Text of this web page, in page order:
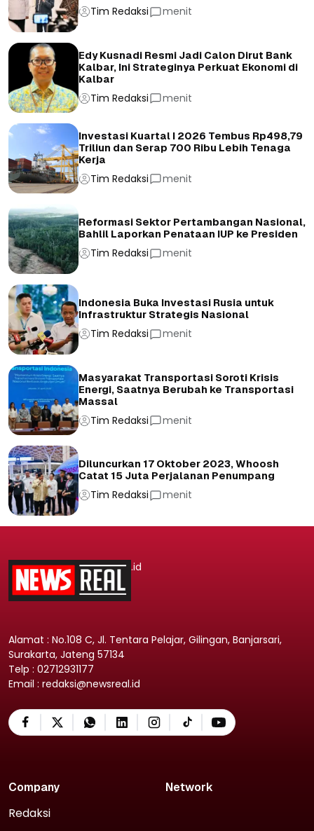
Tim Redaksi menit
Edy Kusnadi Resmi Jadi Calon Dirut Bank
Kalbar, Ini Strateginya Perkuat Ekonomi di
Kalbar
Tim Redaksi menit
Investasi Kuartal I 2026 Tembus Rp498,79
Triliun dan Serap 700 Ribu Lebih Tenaga
Kerja
Tim Redaksi menit
Reformasi Sektor Pertambangan Nasional,
Bahlil Laporkan Penataan IUP ke Presiden
Tim Redaksi menit
Indonesia Buka Investasi Rusia untuk
Infrastruktur Strategis Nasional
Tim Redaksi menit
Masyarakat Transportasi Soroti Krisis
Energi, Saatnya Berubah ke Transportasi
Massal
Tim Redaksi menit
Diluncurkan 17 Oktober 2023, Whoosh
Catat 15 Juta Perjalanan Penumpang
Tim Redaksi menit
.id
Alamat : No.108 C, Jl. Tentara Pelajar, Gilingan, Banjarsari,
Surakarta, Jateng 57134
Telp : 02712931177
Email : redaksi@newsreal.id
Company
Redaksi
Network